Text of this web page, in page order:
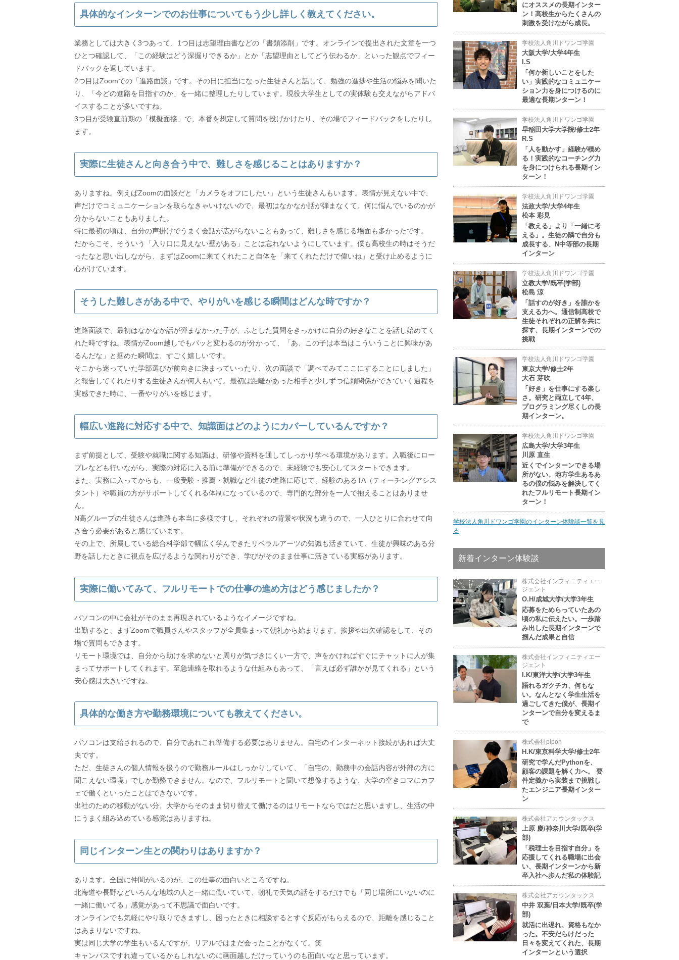
具体的なインターンでのお仕事についてもう少し詳しく教えてください。
業務としては大きく3つあって、1つ目は志望理由書などの「書類添削」です。オンラインで提出された文章を一つ
ひとつ確認して、「この経験はどう深掘りできるか」とか「志望理由としてどう伝わるか」といった観点でフィー
ドバックを返しています。
2つ目はZoomでの「進路面談」です。その日に担当になった生徒さんと話して、勉強の進捗や生活の悩みを聞いた
り、「今どの進路を目指すのか」を一緒に整理したりしています。現役大学生としての実体験も交えながらアドバ
イスすることが多いですね。
3つ目が受験直前期の「模擬面接」で、本番を想定して質問を投げかけたり、その場でフィードバックをしたりし
ます。
実際に生徒さんと向き合う中で、難しさを感じることはありますか？
ありますね。例えばZoomの面談だと「カメラをオフにしたい」という生徒さんもいます。表情が見えない中で、
声だけでコミュニケーションを取らなきゃいけないので、最初はなかなか話が弾まなくて、何に悩んでいるのかが
分からないこともありました。
特に最初の頃は、自分の声掛けでうまく会話が広がらないこともあって、難しさを感じる場面も多かったです。
だからこそ、そういう「入り口に見えない壁がある」ことは忘れないようにしています。僕も高校生の時はそうだ
ったなと思い出しながら、まずはZoomに来てくれたこと自体を「来てくれただけで偉いね」と受け止めるように
心がけています。
そうした難しさがある中で、やりがいを感じる瞬間はどんな時ですか？
進路面談で、最初はなかなか話が弾まなかった子が、ふとした質問をきっかけに自分の好きなことを話し始めてく
れた時ですね。表情がZoom越しでもパッと変わるのが分かって、「あ、この子は本当はこういうことに興味があ
るんだな」と掴めた瞬間は、すごく嬉しいです。
そこから迷っていた学部選びが前向きに決まっていったり、次の面談で「調べてみてここにすることにしました」
と報告してくれたりする生徒さんが何人もいて。最初は距離があった相手と少しずつ信頼関係ができていく過程を
実感できた時に、一番やりがいを感じます。
幅広い進路に対応する中で、知識面はどのようにカバーしているんですか？
まず前提として、受験や就職に関する知識は、研修や資料を通してしっかり学べる環境があります。入職後にロー
プレなども行いながら、実際の対応に入る前に準備ができるので、未経験でも安心してスタートできます。
また、実務に入ってからも、一般受験・推薦・就職など生徒の進路に応じて、経験のあるTA（ティーチングアシス
タント）や職員の方がサポートしてくれる体制になっているので、専門的な部分を一人で抱えることはありませ
ん。
N高グループの生徒さんは進路も本当に多様ですし、それぞれの背景や状況も違うので、一人ひとりに合わせて向
き合う必要があると感じています。
その上で、所属している総合科学部で幅広く学んできたリベラルアーツの知識も活きていて、生徒が興味のある分
野を話したときに視点を広げるような関わりができ、学びがそのまま仕事に活きている実感があります。
実際に働いてみて、フルリモートでの仕事の進め方はどう感じましたか？
パソコンの中に会社がそのまま再現されているようなイメージですね。
出勤すると、まずZoomで職員さんやスタッフが全員集まって朝礼から始まります。挨拶や出欠確認をして、その
場で質問もできます。
リモート環境では、自分から助けを求めないと周りが気づきにくい一方で、声をかければすぐにチャットに人が集
まってサポートしてくれます。至急連絡を取れるような仕組みもあって、「言えば必ず誰かが見てくれる」という
安心感は大きいですね。
具体的な働き方や勤務環境についても教えてください。
パソコンは支給されるので、自分であれこれ準備する必要はありません。自宅のインターネット接続があれば大丈
夫です。
ただ、生徒さんの個人情報を扱うので勤務ルールはしっかりしていて、「自宅の、勤務中の会話内容が外部の方に
聞こえない環境」でしか勤務できません。なので、フルリモートと聞いて想像するような、大学の空きコマにカフ
ェで働くといったことはできないです。
出社のための移動がない分、大学からそのまま切り替えて働けるのはリモートならではだと思いますし、生活の中
にうまく組み込めている感覚はありますね。
同じインターン生との関わりはありますか？
あります。全国に仲間がいるのが、この仕事の面白いところですね。
北海道や長野などいろんな地域の人と一緒に働いていて、朝礼で天気の話をするだけでも「同じ場所にいないのに
一緒に働いてる」感覚があって不思議で面白いです。
オンラインでも気軽にやり取りできますし、困ったときに相談するとすぐ反応がもらえるので、距離を感じること
はあまりないですね。
実は同じ大学の学生もいるんですが、リアルではまだ会ったことがなくて。笑
キャンパスですれ違っているかもしれないのに画面越しだけっていうのも面白いなと思っています。
にオススメの長期インター
ン！高校生からたくさんの
刺激を受けながら成長。
学校法人角川ドワンゴ学園
大阪大学/大学4年生
I.S
「何か新しいことをした
い」実践的なコミュニケー
ション力を身につけるのに
最適な長期ンターン！
学校法人角川ドワンゴ学園
早稲田大学大学院/修士2年
R.S
「人を動かす」経験が積め
る！実践的なコーチング力
を身につけられる長期イン
ターン！
学校法人角川ドワンゴ学園
法政大学/大学4年生
松本 彩見
「教える」より「一緒に考
える」。生徒の隣で自分も
成長する、N中等部の長期
インターン
学校法人角川ドワンゴ学園
立教大学/既卒(学部)
松島 涼
「話すのが好き」を誰かを
支える力へ。通信制高校で
生徒それぞれの正解を共に
探す、長期インターンでの
挑戦
学校法人角川ドワンゴ学園
東京大学/修士2年
大石 芽吹
「好き」を仕事にする楽し
さ。研究と両立して4年、
プログラミング尽くしの長
期インターン。
学校法人角川ドワンゴ学園
広島大学/大学3年生
川原 直生
近くでインターンできる場
所がない。地方学生あるあ
るの僕の悩みを解決してく
れたフルリモート長期イン
ターン！
学校法人角川ドワンゴ学園のインターン体験談一覧を見
る
新着インターン体験談
株式会社インフィニティエー
ジェント
O.H/成城大学/大学3年生
応募をためらっていたあの
頃の私に伝えたい。一歩踏
み出した長期インターンで
掴んだ成果と自信
株式会社インフィニティエー
ジェント
I.K/東洋大学/大学3年生
語れるガクチカ、何もな
い。なんとなく学生生活を
過ごしてきた僕が、長期イ
ンターンで自分を変えるま
で
株式会社pipon
H.K/東京科学大学/修士2年
研究で学んだPythonを、
顧客の課題を解く力へ。 要
件定義から実装まで挑戦し
たエンジニア長期インター
ン
株式会社アカウンタックス
上原 慶/神奈川大学/既卒(学
部)
「税理士を目指す自分」を
応援してくれる職場に出会
い、長期インターンから新
卒入社へ歩んだ私の体験記
株式会社アカウンタックス
中井 双葉/日本大学/既卒(学
部)
就活に出遅れ、資格もなか
った。不安だらけだった
日々を変えてくれた、長期
インターンという選択